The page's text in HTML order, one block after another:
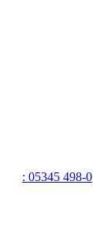
: 05345 498-0